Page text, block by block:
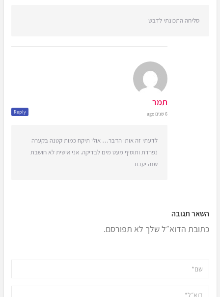
סליחה התכונתי לדבש
תמר
6 שנים ago Reply
לדעתי זה אותו הדבר… אולי תיקח כמות קטנה בקערה
נפרדת ותוסיף מעט מים לבדיקה. אני אישית לא חושבת
שזה יעבוד
השאר תגובה
כתובת הדוא״ל שלך לא תפורסם.